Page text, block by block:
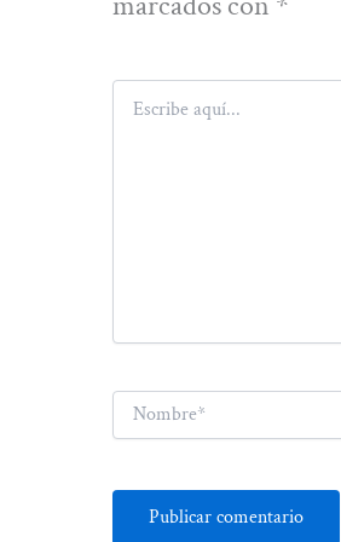
Escribe
aquí...
Nombre*